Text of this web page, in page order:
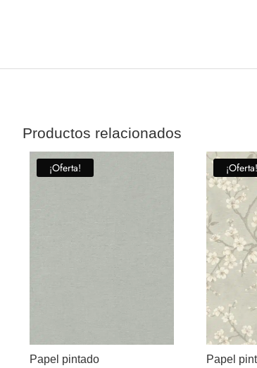
Productos relacionados
¡Oferta!
Papel pintado
¡Oferta!
Papel